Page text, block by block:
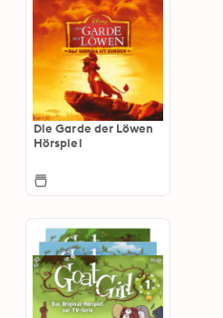
Die Garde der Löwen
Hörspiel